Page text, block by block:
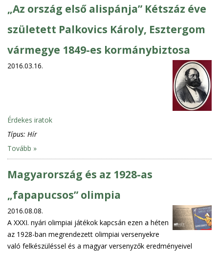
„Az ország első alispánja” Kétszáz éve
született Palkovics Károly, Esztergom
vármegye 1849-es kormánybiztosa
2016.03.16.
Érdekes iratok
Típus: Hír
Tovább »
Magyarország és az 1928-as
„fapapucsos” olimpia
2016.08.08.
A XXXI. nyári olimpiai játékok kapcsán ezen a héten
az 1928-ban megrendezett olimpiai versenyekre
való felkészüléssel és a magyar versenyzők eredményeivel